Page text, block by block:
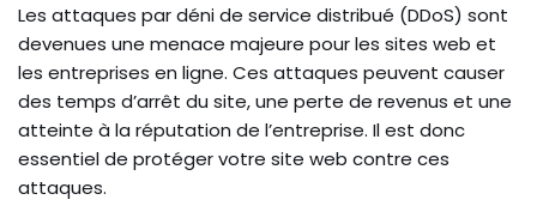
Les attaques par déni de service distribué (DDoS) sont
devenues une menace majeure pour les sites web et
les entreprises en ligne. Ces attaques peuvent causer
des temps d’arrêt du site, une perte de revenus et une
atteinte à la réputation de l’entreprise. Il est donc
essentiel de protéger votre site web contre ces
attaques.